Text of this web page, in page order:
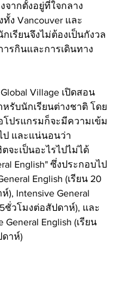
จากตั้งอยู่ที่ใจกลาง
ง Vancouver และ
เรียนจึงไม่ต้องเป็นกังวล
ารกินและการเดินทาง
Village เปิดสอน
รับนักเรียนต่างชาติ โดย
ปรแกรมก็จะมีความเข้ม
และแน่นอนว่า
จะเป็นอะไรไปไม่ได้
English" ซึ่งประกอบไป
English (เรียน 20
), Intensive General
ชั่วโมงต่อสัปดาห์), และ
General English (เรียน
าห์)